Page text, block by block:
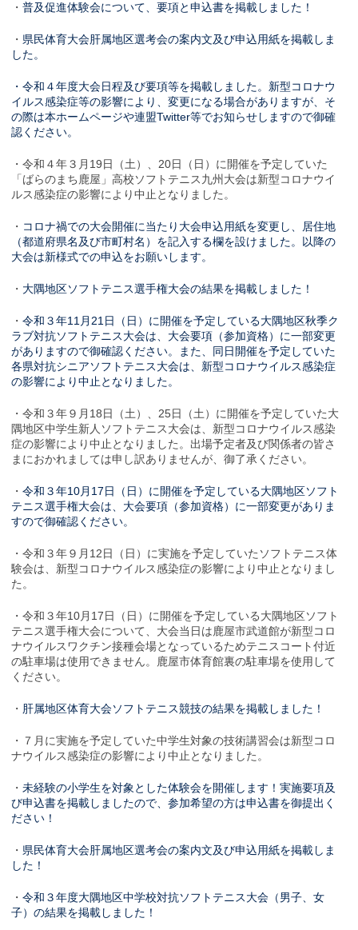
・普及促進体験会について、要項と申込書を掲載しました！
・ 県民体育大会肝属地区選考会の案内文及び申込用紙を掲載しま
した。
・令和４年度大会日程及び要項等を掲載しました。新型コロナウ
イルス感染症等の影響により、変更になる場合がありますが、そ
の際は本ホームページや連盟Twitter等でお知らせしますので御確
認ください。
・令和４年３月19日（土）、20日（日）に開催を予定していた
「ばらのまち鹿屋」高校ソフトテニス九州大会は新型コロナウイ
ルス感染症の影響により中止となりました。
・ コロナ禍での大会開催に当たり大会申込用紙を変更し、居住地
（都道府県名及び市町村名）を記入する欄を設けました。以降の
大会は新様式での申込をお願いします。
・ 大隅地区ソフトテニス選手権大会の結果を掲載しました！
・令和３年11月21日（日）に開催を予定している大隅地区秋季ク
ラブ対抗ソフトテニス大会は、大会要項（参加資格）に一部変更
がありますので御確認ください。また、同日開催を予定していた
各県対抗シニアソフトテニス大会は、新型コロナウイルス感染症
の影響により中止となりました。
・令和３年９月18日（土）、25日（土）に開催を予定していた大
隅地区中学生新人ソフトテニス大会は、新型コロナウイルス感染
症の影響により中止となりました。出場予定者及び関係者の皆さ
まにおかれましては申し訳ありませんが、御了承ください。
・令和３年10月17日（日）に開催を予定している大隅地区ソフト
テニス選手権大会は、大会要項（参加資格）に一部変更がありま
すので御確認ください。
・令和３年９月12日（日）に実施を予定していたソフトテニス体
験会は、新型コロナウイルス感染症の影響により中止となりまし
た。
・令和３年10月17日（日）に開催を予定している大隅地区ソフト
テニス選手権大会について、大会当日は鹿屋市武道館が新型コロ
ナウイルスワクチン接種会場となっているためテニスコート付近
の駐車場は使用できません。鹿屋市体育館裏の駐車場を使用して
ください。
・ 肝属地区体育大会ソフトテニス競技の結果を掲載しました！
・７月に実施を予定していた中学生対象の技術講習会は新型コロ
ナウイルス感染症の影響により中止となりました。
・未経験の小学生を対象とした体験会を開催します！実施要項及
び申込書を掲載しましたので、参加希望の方は申込書を御提出く
ださい！
・ 県民体育大会肝属地区選考会の案内文及び申込用紙を掲載しま
した！
・令和３年度大隅地区中学校対抗ソフトテニス大会（男子、女
子）の結果を掲載しました！